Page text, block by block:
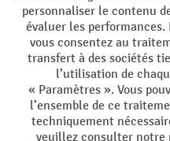
Conditions générales de
Protection des Données
All prices excl. VAT plusshipping
if not stated otherwise.